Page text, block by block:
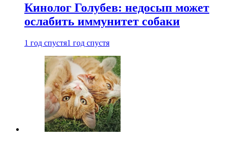
Кинолог Голубев: недосып может
ослабить иммунитет собаки
1 год спустя1 год спустя